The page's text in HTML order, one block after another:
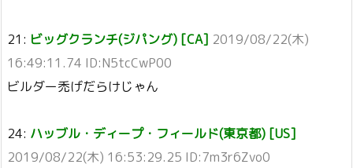
21: ビッグクランチ(ジパング) [CA] 2019/08/22(木)
16:49:11.74 ID:N5tcCwP00
ビルダー禿げだらけじゃん
24: ハッブル・ディープ・フィールド(東京都) [US]
2019/08/22(木) 16:53:29.25 ID:7m3r6Zvo0